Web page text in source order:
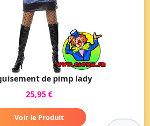
de pimp lady
25,95 €
Voir le Produit